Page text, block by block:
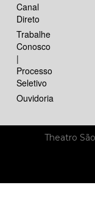
Canal
Direto
Trabalhe
Conosco
|
Processo
Seletivo
Ouvidoria
Theatro